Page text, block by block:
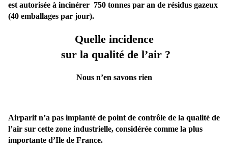
est autorisée à incinérer 750 tonnes par an de résidus gazeux
(40 emballages par jour).
Quelle incidence
sur la qualité de l’air ?
Nous n’en savons rien
Airparif n’a pas implanté de point de contrôle de la qualité de
l’air sur cette zone industrielle, considérée comme la plus
importante d’Ile de France.